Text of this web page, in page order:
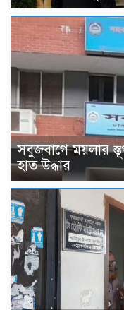
সবুজবাগে ময়লার
হাত উদ্ধার